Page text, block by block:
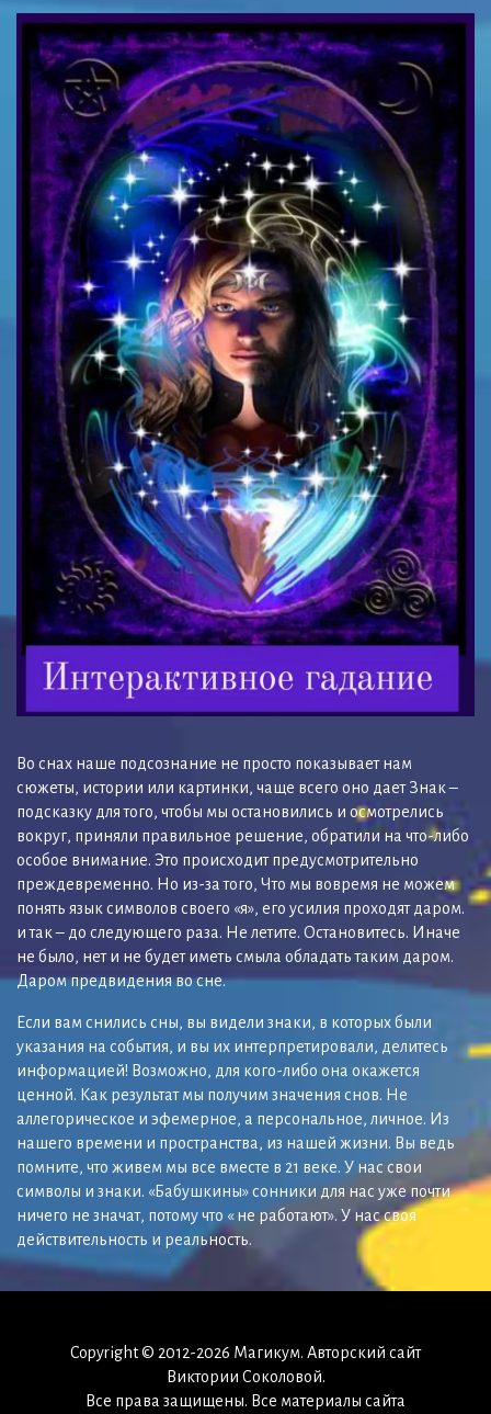
Во снах наше подсознание не просто показывает нам
сюжеты, истории или картинки, чаще всего оно дает Знак –
подсказку для того, чтобы мы остановились и осмотрелись
вокруг, приняли правильное решение, обратили на что-либо
особое внимание. Это происходит предусмотрительно
преждевременно. Но из-за того, Что мы вовремя не можем
понять язык символов своего «я», его усилия проходят даром.
и так – до следующего раза. Не летите. Остановитесь. Иначе
не было, нет и не будет иметь смыла обладать таким даром.
Даром предвидения во сне.
Если вам снились сны, вы видели знаки, в которых были
указания на события, и вы их интерпретировали, делитесь
информацией! Возможно, для кого-либо она окажется
ценной. Как результат мы получим значения снов. Не
аллегорическое и эфемерное, а персональное, личное. Из
нашего времени и пространства, из нашей жизни. Вы ведь
помните, что живем мы все вместе в 21 веке. У нас свои
символы и знаки. «Бабушкины» сонники для нас уже почти
ничего не значат, потому что « не работают». У нас своя
действительность и реальность.
Copyright © 2012-2026 Магикум. Авторский сайт
Виктории Соколовой.
Все права защищены. Все материалы сайта